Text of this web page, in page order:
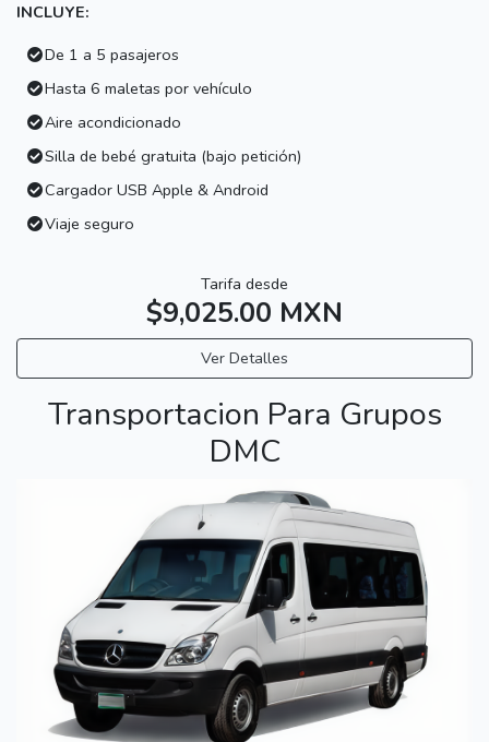
INCLUYE:
De 1 a 5 pasajeros
Hasta 6 maletas por vehículo
Aire acondicionado
Silla de bebé gratuita (bajo petición)
Cargador USB Apple & Android
Viaje seguro
Tarifa desde
$9,025.00 MXN
Ver Detalles
Transportacion Para Grupos
DMC